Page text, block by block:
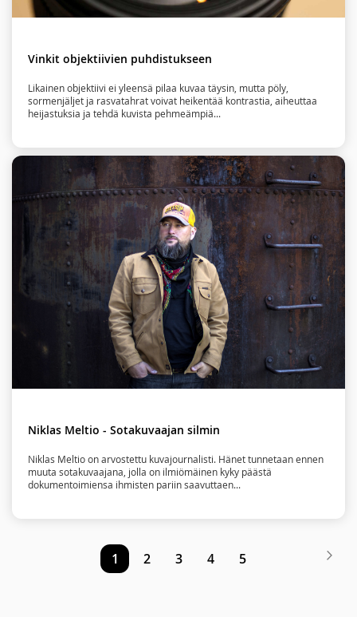
Vinkit objektiivien puhdistukseen
Likainen objektiivi ei yleensä pilaa kuvaa täysin, mutta pöly,
sormenjäljet ja rasvatahrat voivat heikentää kontrastia, aiheuttaa
heijastuksia ja tehdä kuvista pehmeämpiä...
Niklas Meltio - Sotakuvaajan silmin
Niklas Meltio on arvostettu kuvajournalisti. Hänet tunnetaan ennen
muuta sotakuvaajana, jolla on ilmiömäinen kyky päästä
dokumentoimiensa ihmisten pariin saavuttaen...
You're
1 Sivu
2 Sivu
3 Sivu
4 Sivu
5